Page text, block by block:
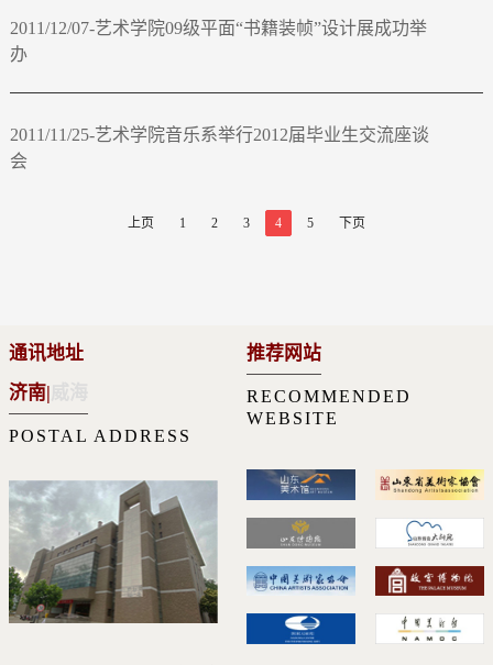
2011/12/07-艺术学院09级平面“书籍装帧”设计展成功举
办
2011/11/25-艺术学院音乐系举行2012届毕业生交流座谈
会
上页 1 2 3 4 5 下页
通讯地址
济南|
POSTAL ADDRESS
推荐网站
RECOMMENDED
WEBSITE